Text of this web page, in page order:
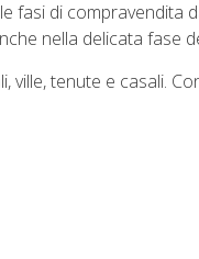
fasi di compravendita
nella delicata fase
ville, tenute e casali.